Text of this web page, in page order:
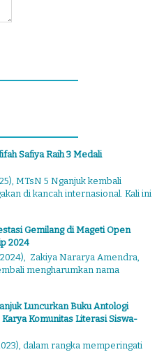
Safiya Raih 3 Medali
MTsN 5 Nganjuk kembali
di kancah internasional. Kali ini
Gemilang di Mageti Open
2024
Zakiya Nararya Amendra,
mengharumkan nama
Luncurkan Buku Antologi
Komunitas Literasi Siswa-
dalam rangka memperingati